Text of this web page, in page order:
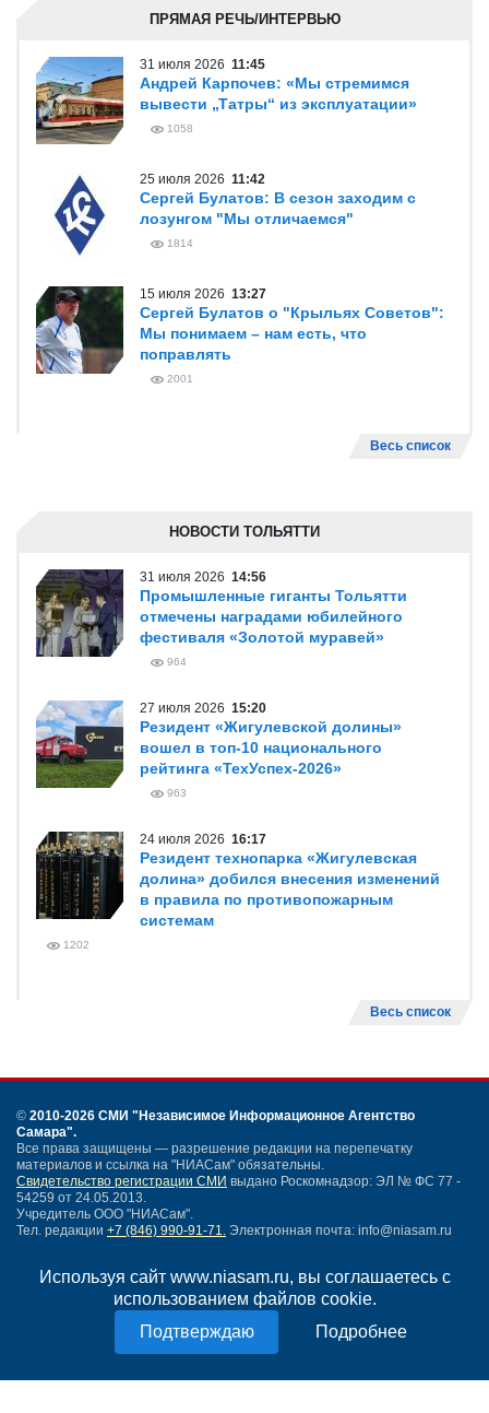
Используя сайт www.niasam.ru, вы соглашаетесь с
использованием файлов cookie.
Подробнее
ПРЯМАЯ РЕЧЬ/ИНТЕРВЬЮ
31 июля 2026 11:45
Андрей Карпочев: «Мы стремимся
вывести „Татры“ из эксплуатации»
1058
25 июля 2026 11:42
Сергей Булатов: В сезон заходим с
лозунгом "Мы отличаемся"
1814
15 июля 2026 13:27
Сергей Булатов о "Крыльях Советов":
Мы понимаем – нам есть, что
поправлять
2001
Весь список
НОВОСТИ ТОЛЬЯТТИ
31 июля 2026 14:56
Промышленные гиганты Тольятти
отмечены наградами юбилейного
фестиваля «Золотой муравей»
964
27 июля 2026 15:20
Резидент «Жигулевской долины»
вошел в топ-10 национального
рейтинга «ТехУспех-2026»
963
24 июля 2026 16:17
Резидент технопарка «Жигулевская
долина» добился внесения изменений
в правила по противопожарным
системам
1202
Весь список
© 2010-2026 СМИ "Независимое Информационное Агентство
Самара".
Все права защищены — разрешение редакции на перепечатку
материалов и ссылка на "НИАСам" обязательны.
Свидетельство регистрации СМИ выдано Роскомнадзор: ЭЛ № ФС 77 -
54259 от 24.05.2013.
Учредитель ООО "НИАСам".
Тел. редакции +7 (846) 990-91-71. Электронная почта: info@niasam.ru
Карта сайта
Нашли ошибку?
Политика конфиденциальности
Согласие на обработку персональных данных